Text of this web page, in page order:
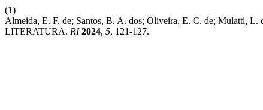
(1)
Almeida, E. F. de; Santos, B. A. dos; Oliveira, E. C. de;
LITERATURA. RI 2024, 5, 121-127.